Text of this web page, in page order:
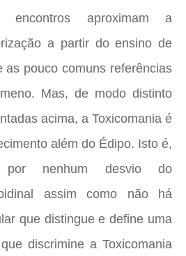
aproximam a
a partir do ensino de
as pouco comuns referências
Mas, de modo distinto
acima, a Toxicomania é
além do Édipo. Isto é,
nenhum desvio do
assim como não há
que distingue e define uma
discrimine a Toxicomania